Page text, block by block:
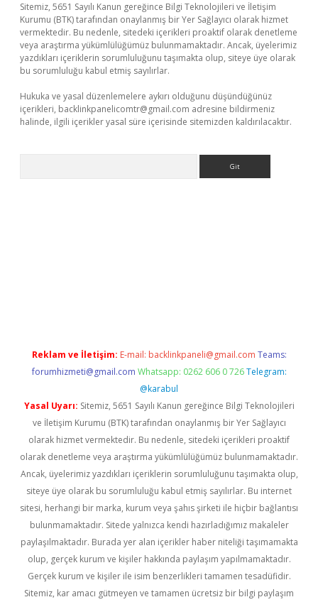
Sitemiz, 5651 Sayılı Kanun gereğince Bilgi Teknolojileri ve İletişim
Kurumu (BTK) tarafından onaylanmış bir Yer Sağlayıcı olarak hizmet
vermektedir. Bu nedenle, sitedeki içerikleri proaktif olarak denetleme
veya araştırma yükümlülüğümüz bulunmamaktadır. Ancak, üyelerimiz
yazdıkları içeriklerin sorumluluğunu taşımakta olup, siteye üye olarak
bu sorumluluğu kabul etmiş sayılırlar.
Hukuka ve yasal düzenlemelere aykırı olduğunu düşündüğünüz
içerikleri, backlinkpanelicomtr@gmail.com adresine bildirmeniz
halinde, ilgili içerikler yasal süre içerisinde sitemizden kaldırılacaktır.
Reklam ve İletişim: E-mail: backlinkpaneli@gmail.com Teams:
forumhizmeti@gmail.com Whatsapp: 0262 606 0 726 Telegram:
@karabul
Yasal Uyarı: Sitemiz, 5651 Sayılı Kanun gereğince Bilgi Teknolojileri
ve İletişim Kurumu (BTK) tarafından onaylanmış bir Yer Sağlayıcı
olarak hizmet vermektedir. Bu nedenle, sitedeki içerikleri proaktif
olarak denetleme veya araştırma yükümlülüğümüz bulunmamaktadır.
Ancak, üyelerimiz yazdıkları içeriklerin sorumluluğunu taşımakta olup,
siteye üye olarak bu sorumluluğu kabul etmiş sayılırlar. Bu internet
sitesi, herhangi bir marka, kurum veya şahıs şirketi ile hiçbir bağlantısı
bulunmamaktadır. Sitede yalnızca kendi hazırladığımız makaleler
paylaşılmaktadır. Burada yer alan içerikler haber niteliği taşımamakta
olup, gerçek kurum ve kişiler hakkında paylaşım yapılmamaktadır.
Gerçek kurum ve kişiler ile isim benzerlikleri tamamen tesadüfidir.
Sitemiz, kar amacı gütmeyen ve tamamen ücretsiz bir bilgi paylaşım